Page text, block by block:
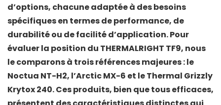
d’options, chacune adaptée à des besoins
spécifiques en termes de performance, de
durabilité ou de facilité d’application. Pour
évaluer la position du THERMALRIGHT TF9, nous
le comparons à trois références majeures : le
Noctua NT-H2, l’Arctic MX-6 et leThermal Grizzly
Krytox 240. Ces produits, bien que tous efficaces,